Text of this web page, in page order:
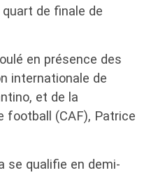
quart de finale de
en présence des
internationale de
et de la
football (CAF), Patrice
se qualifie en demi-